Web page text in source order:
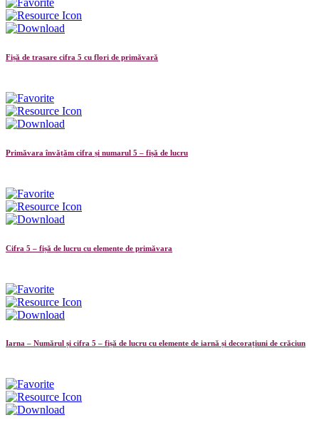
Fișă de trasare cifra 5 cu flori de primăvară
Primăvara învățăm cifra și numarul 5 – fișă de lucru
Cifra 5 – fișă de lucru cu elemente de primăvara
Iarna – Numărul și cifra 5 – fișă de lucru cu elemente de iarnă și decorațiuni de crăciun